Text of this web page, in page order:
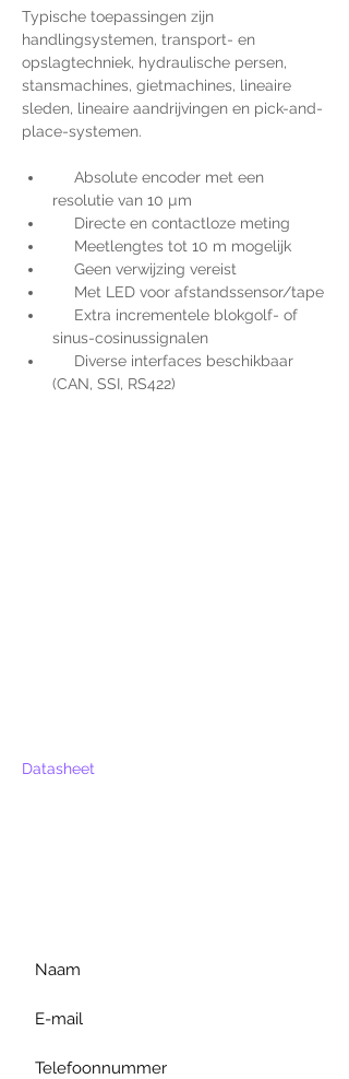
Typische toepassingen zijn
handlingsystemen, transport- en
opslagtechniek, hydraulische persen,
stansmachines, gietmachines, lineaire
sleden, lineaire aandrijvingen en pick-and-
place-systemen.
resolutie van 10 µm
     Directe en contactloze meting
     Meetlengtes tot 10 m mogelijk
     Geen verwijzing vereist
     Met LED voor afstandssensor/tape
sinus-cosinussignalen
(CAN, SSI, RS422)
Datasheet